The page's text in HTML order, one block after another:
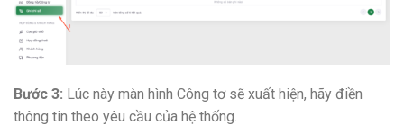
Bước 3: Lúc này màn hình Công tơ sẽ xuất hiện, hãy điền
thông tin theo yêu cầu của hệ thống.